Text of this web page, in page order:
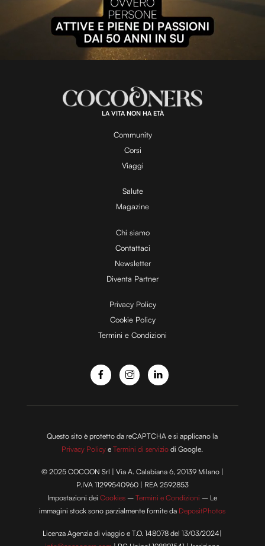
l
a
y
V
i
d
e
o
o
:
1
0
0
.
0
LA VITA NON HA ETÀ
Community
Corsi
Viaggi
Salute
Magazine
Chi siamo
Contattaci
Newsletter
Diventa Partner
Privacy Policy
Cookie Policy
Termini e Condizioni
Questo sito è protetto da reCAPTCHA e si applicano la
Privacy Policy eTermini di servizio di Google.
© 2025 COCOON Srl | Via A. Calabiana 6, 20139 Milano |
P.IVA 11299540960 | REA 2592853
Impostazioni deiCookies –Termini e Condizioni – Le
immagini stock sono parzialmente fornite da DepositPhotos
Licenza Agenzia di viaggio e T.O. 148078 del 13/03/2024|